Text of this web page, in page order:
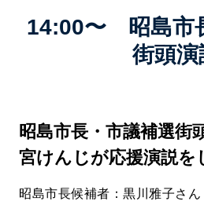
14:00〜 昭島市
街頭演
昭島市長・市議補選街
宮けんじが応援演説を
昭島市長候補者：黒川雅子さ